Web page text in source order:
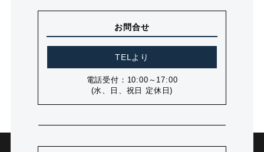
お問合せ
TELより
電話受付：10:00～17:00
(水、日、祝日 定休日)